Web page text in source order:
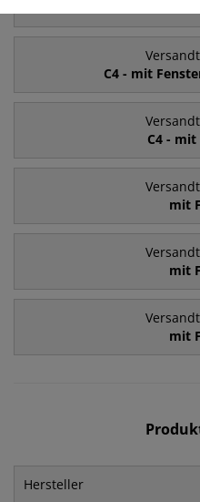
C4 - mit
C4 -
mit
mit
mit
Hersteller